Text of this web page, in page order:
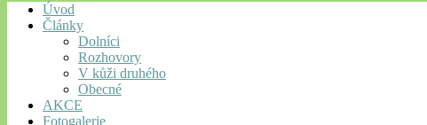
Úvod
Články
Dolníci
Rozhovory
V kůži druhého
Obecné
AKCE
Fotogalerie